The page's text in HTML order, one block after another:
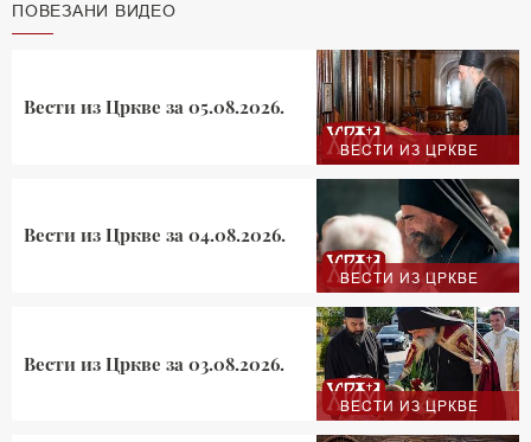
ПОВЕЗАНИ ВИДЕО
ВЕСТИ ИЗ ЦРКВЕ
Вести из Цркве за 05.08.2026.
ВЕСТИ ИЗ ЦРКВЕ
Вести из Цркве за 04.08.2026.
ВЕСТИ ИЗ ЦРКВЕ
Вести из Цркве за 03.08.2026.